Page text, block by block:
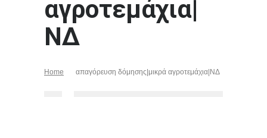
αγροτεμάχια|
ΝΔ
Home απαγόρευση δόμησης|μικρά αγροτεμάχια|ΝΔ